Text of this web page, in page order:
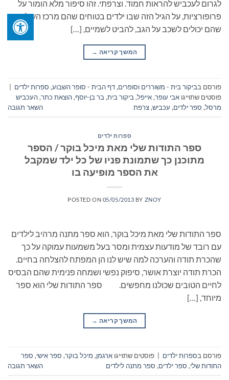
לגרום לעכביש להראות חמוד. וצרפתי. זהו סיפור מלא הומור על
פרופורציות, על הגיל הזה שבו ילדים בטוחים שהם מרכז העולם,
שהם יכולים לשכב על הגב, להביט לשמיים, […]
המשך קריאה →
פורסם בביקור בית - משוררים וסופרים,דף הבית - סופר השבוע, ספרות ילדים
פוסטים שתוייגו אבי עופר,אייפל,ביקור בית,בר בן-יוסף,הוצאת כתר,העכביש
מרסל, ספר ילדים, עכביש,צרפת השאר תגובה
ספרות ילדים
ספר התודות שלי מאת מיכל בוקר / הספר
מתוכנן כך שתמונת פניו של כל ילד שמקבל
את הספר מופיעה בו
POSTED ON 05/05/2013 BY ZNOY
ספר התודות שלי מאת מיכל בוקר, הוא ספר מתנה מרהיב לילדים
עם רובד של מודעות עצמית ומסר בעל משמעות עמוקה על כך
שהכרת תודה והערכה למה שיש לנו הן המפתח להצלחה בחיים.
הכרת תודה יוצרת אושר, סיפוק נפשי ושמחה פנימית שהם הבסיס
לחיים הטובים שכולנו מחפשים. ספר התודות שלי הוא ספר
מיוחד, […]
המשך קריאה →
פורסם בספרות ילדים פוסטים שתוייגו ארגמן, מיכל בוקר, ספר אישי, ספר
התודות שלי, ספר ילדים, ספר מתנה לילדים השאר תגובה